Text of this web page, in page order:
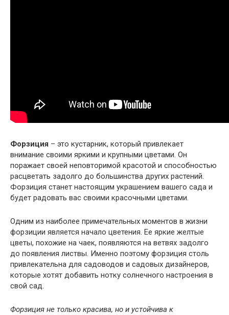
Форзиция – это кустарник, который привлекает
внимание своими яркими и крупными цветами. Он
поражает своей неповторимой красотой и способностью
расцветать задолго до большинства других растений.
Форзиция станет настоящим украшением вашего сада и
будет радовать вас своими красочными цветами.
Одним из наиболее примечательных моментов в жизни
форзиции является начало цветения. Ее яркие желтые
цветы, похожие на чаек, появляются на ветвях задолго
до появления листвы. Именно поэтому форзиция столь
привлекательна для садоводов и садовых дизайнеров,
которые хотят добавить нотку солнечного настроения в
свой сад.
Форзиция не только красива, но и устойчива к